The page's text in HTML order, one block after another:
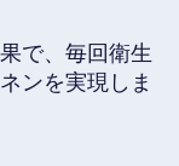
で、毎回衛生
ンを実現しま